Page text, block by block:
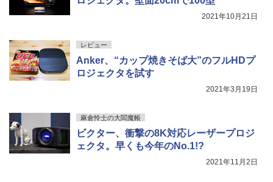
2021年10月21日
レビュー
Anker、“カップ焼きそば大”のフルHDプ
ロジェクタを試す
2021年3月19日
麻倉怜士の大閻魔帳
ビクター、衝撃の8K対応レーザープロジ
ェクタ。早くも今年のNo.1!?
2021年11月2日